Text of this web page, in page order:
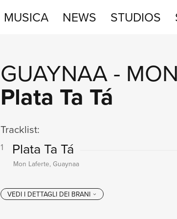
MUSICA NEWS STUDIOS
GUAYNAA-
Plata Ta Tá
Tracklist:
1 Plata Ta Tá
Mon Laferte, Guaynaa
SHOP